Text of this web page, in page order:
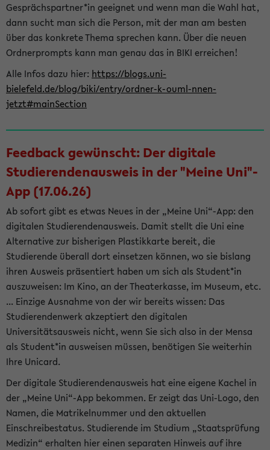
Gesprächspartner*in geeignet und wenn man die Wahl hat,
dann sucht man sich die Person, mit der man am besten
über das konkrete Thema sprechen kann. Über die neuen
Ordnerprompts kann man genau das in BIKI erreichen!
Alle Infos dazu hier: https://blogs.uni-
bielefeld.de/blog/biki/entry/ordner-k-ouml-nnen-
jetzt#mainSection
Feedback gewünscht: Der digitale
Studierendenausweis in der "Meine Uni"-
App (17.06.26)
Ab sofort gibt es etwas Neues in der „Meine Uni“-App: den
digitalen Studierendenausweis. Damit stellt die Uni eine
Alternative zur bisherigen Plastikkarte bereit, die
Studierende überall dort einsetzen können, wo sie bislang
ihren Ausweis präsentiert haben um sich als Student*in
auszuweisen: Im Kino, an der Theaterkasse, im Museum, etc.
... Einzige Ausnahme von der wir bereits wissen: Das
Studierendenwerk akzeptiert den digitalen
Universitätsausweis nicht, wenn Sie sich also in der Mensa
als Student*in ausweisen müssen, benötigen Sie weiterhin
Ihre Unicard.
Der digitale Studierendenausweis hat eine eigene Kachel in
der „Meine Uni“-App bekommen. Er zeigt das Uni-Logo, den
Namen, die Matrikelnummer und den aktuellen
Einschreibestatus. Studierende im Studium „Staatsprüfung
Medizin“ erhalten hier einen separaten Hinweis auf ihre